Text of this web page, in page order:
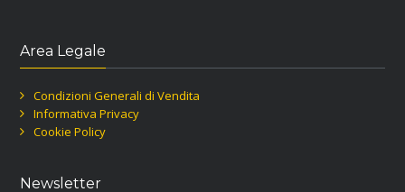
Area Legale
Condizioni Generali di Vendita
Informativa Privacy
Cookie Policy
Newsletter